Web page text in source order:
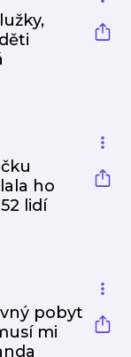
ho
lidí
pobyt
mi